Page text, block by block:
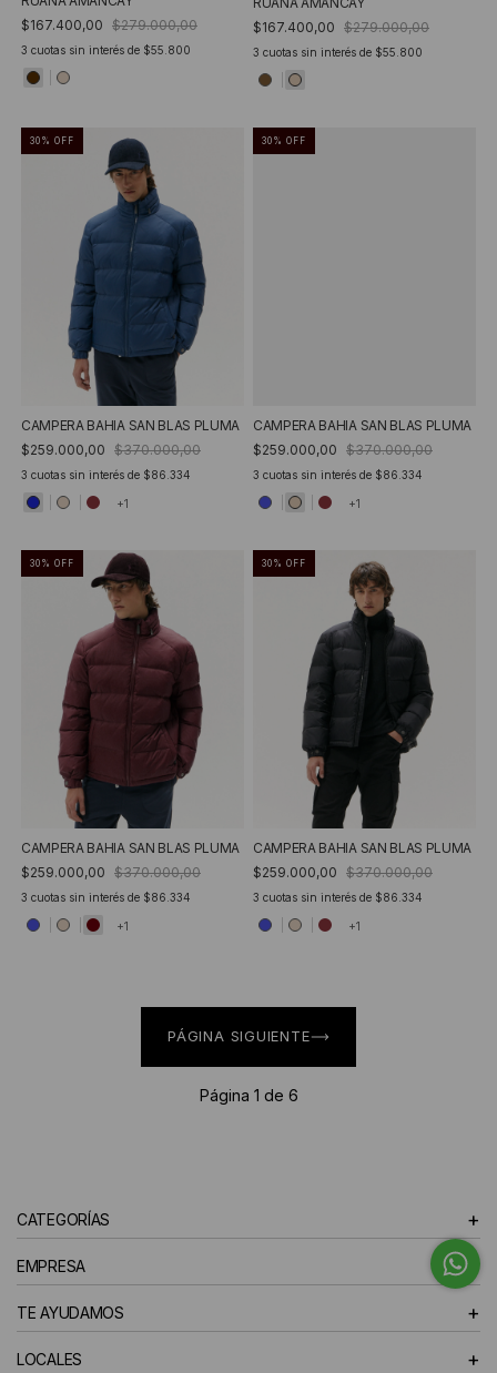
$167.400,00 $279.000,00
3 cuotas sin interés de $55.800
$167.400,00 $279.000,00
3 cuotas sin interés de $55.800
30 % OFF
CAMPERA BAHIA SAN BLAS PLUMA
$259.000,00 $370.000,00
3 cuotas sin interés de $86.334
+1
30 % OFF
CAMPERA BAHIA SAN BLAS PLUMA
$259.000,00 $370.000,00
3 cuotas sin interés de $86.334
+1
30 % OFF
CAMPERA BAHIA SAN BLAS PLUMA
$259.000,00 $370.000,00
3 cuotas sin interés de $86.334
+1
30 % OFF
CAMPERA BAHIA SAN BLAS PLUMA
$259.000,00 $370.000,00
3 cuotas sin interés de $86.334
+1
PÁGINA SIGUIENTE
Página 1 de 6
CATEGORÍAS +
EMPRESA +
TE AYUDAMOS +
LOCALES +